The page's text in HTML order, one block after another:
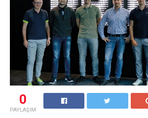
0
PAYLAŞIM